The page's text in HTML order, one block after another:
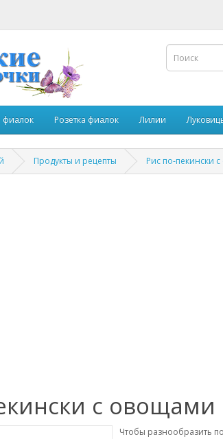
фиалок Розетка фиалок Лилии
Продукты и рецепты Рис по-пекински
с овощами
Чтобы разнообразить